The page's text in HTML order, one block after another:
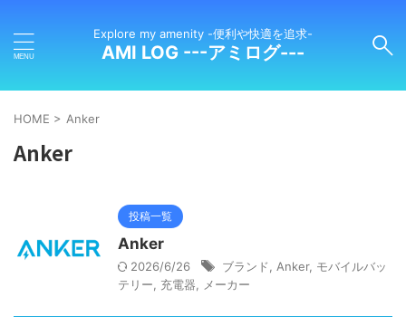
Explore my amenity -便利や快適を追求-
AMI LOG ---アミログ---
HOME > Anker
Anker
投稿一覧
Anker
2026/6/26 ブランド Anker, モバイルバッ
テリー
充電器 メーカー